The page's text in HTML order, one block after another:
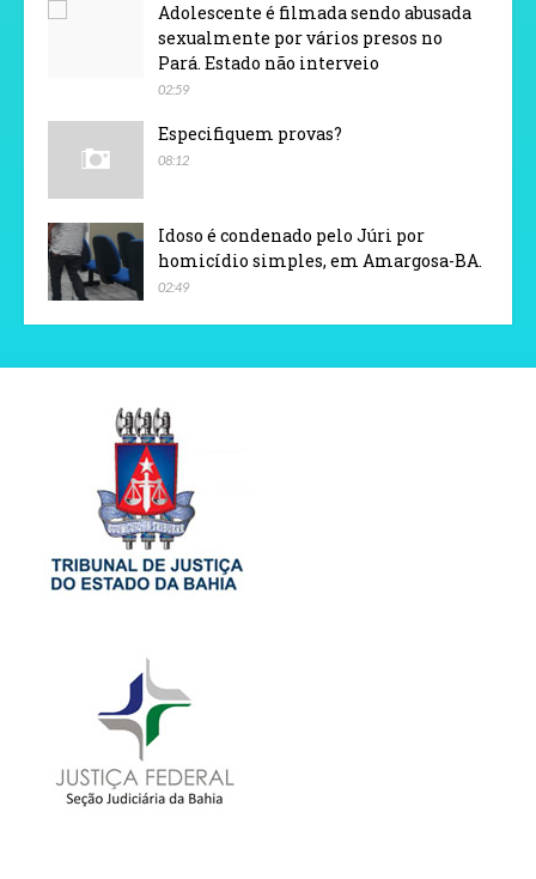
Adolescente é filmada sendo abusada
sexualmente por vários presos no
Pará. Estado não interveio
02:59
Especifiquem provas?
08:12
Idoso é condenado pelo Júri por
homicídio simples, em Amargosa-BA.
02:49